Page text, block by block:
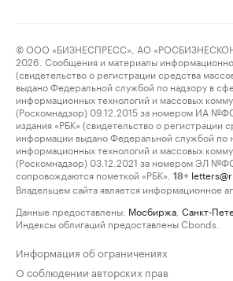
© ООО «БИЗНЕСПРЕСС», АО
2026. Сообщения и материалы
(свидетельство о регистрации средства
выдано Федеральной службой по надзору в
информационных технологий и массовых
(Роскомнадзор) 09.12.2015 за номером ИА
издания «РБК» (свидетельство о регистрации
информации выдано Федеральной службой по
информационных технологий и массовых
(Роскомнадзор) 03.12.2021 за номером ЭЛ
сопровождаются пометкой «РБК».
18+
Владельцем сайта является информационное
Данные предоставлены: Мосбиржа Санкт-
Индексы облигаций предоставлены Cbonds.
Информация об ограничениях
О соблюдении авторских прав